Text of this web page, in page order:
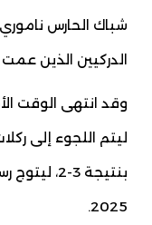
شباك الحارس
الدركيين الذين
ليتم اللجوء إلى
بنتيجة 3-
2025.